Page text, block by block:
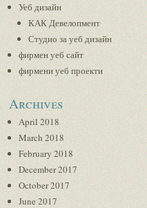
Уеб дизайн
КАК Девелопмент
Студио за уеб дизайн
фирмен уеб сайт
фирмени уеб проекти
Archives
April 2018
March 2018
February 2018
December 2017
October 2017
June 2017